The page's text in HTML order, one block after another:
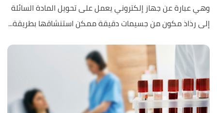
وهي عبارة عن جهاز إلكتروني يعمل على تحويل المادة السائلة
إلى رذاذ مكون من جسيمات دقيقة ممكن استنشاقها بطريقة...